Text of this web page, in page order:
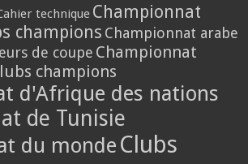
technique Championnat
champions Championnat arabe
de coupe Championnat
champions
d'Afrique des nations
de Tunisie
du monde Clubs